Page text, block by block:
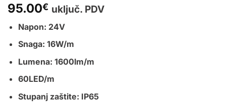
95.00€ uključ. PDV
Napon: 24V
Snaga: 16W/m
Lumena: 1600lm/m
60LED/m
Stupanj zaštite: IP65